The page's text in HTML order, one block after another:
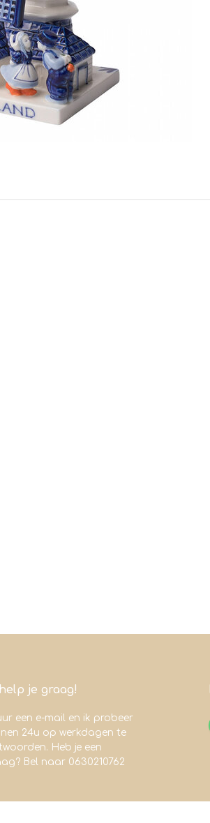
help je graag!
een e-mail en ik probeer
24u op werkdagen te
Heb je een
Bel naar 0630210762